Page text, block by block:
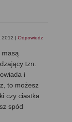
2012 Odpowiedz
masą
tzn.
i
to możesz
czy ciastka
spód